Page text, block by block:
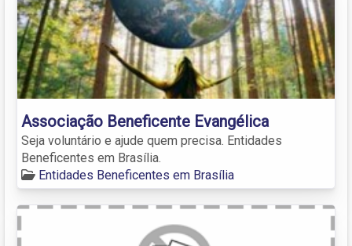
Associação Beneficente Evangélica
Seja voluntário e ajude quem precisa. Entidades
Beneficentes em Brasília.
Entidades Beneficentes em Brasília